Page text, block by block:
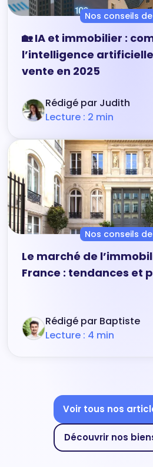
Nos conseils
🏡 IA et immobilier :
l’intelligence
vente en 2025
Rédigé par Judith
Lecture : 2 min
Nos conseils
Le marché de
France : tendances et
Rédigé par Baptiste
Lecture : 4 min
Voir tous nos
Découvrir nos